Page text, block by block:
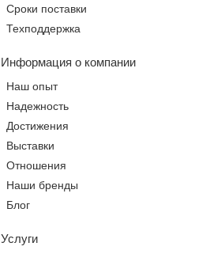
Сроки поставки
Техподдержка
Информация о компании
Наш опыт
Надежность
Достижения
Выставки
Отношения
Наши бренды
Блог
Услуги